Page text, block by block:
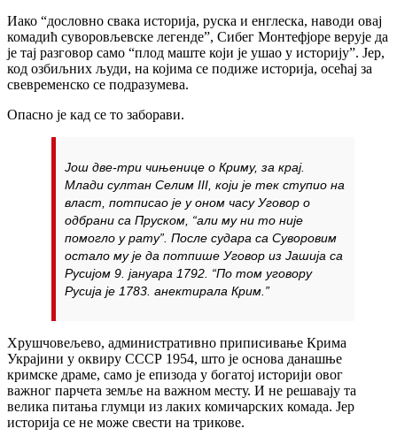
Иако “дословно свака историја, руска и енглеска, наводи овај
комадић суворовљевске легенде”, Сибег Монтефјоре верује да
је тај разговор само “плод маште који је ушао у историју”. Јер,
код озбиљних људи, на којима се подиже историја, осећај за
свевременско се подразумева.
Опасно је кад се то заборави.
Још две-три чињенице о Криму, за крај.
Млади султан Селим III, који је тек ступио на
власт, потписао је у оном часуУговор о
одбрани са Пруском, “али му ни то није
помогло у рату”. После судара са Суворовим
остало му је да потпише Уговор из Јашија са
Русијом 9. јануара 1792. “По том уговору
Русија је 1783. анектирала Крим.”
Хрушчовељево, административно приписивање Крима
Украјини у оквиру СССР 1954, што је основа данашње
кримске драме, само је епизода у богатој историји овог
важног парчета земље на важном месту. И не решавају та
велика питања глумци из лаких комичарских комада. Јер
историја се не може свести на трикове.